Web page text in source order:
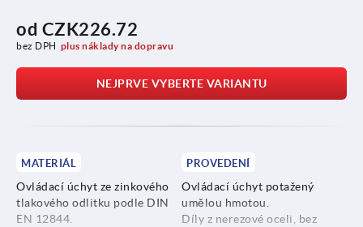
od CZK226.72
bez DPH plus náklady na dopravu
NEJPRVE VYBERTE VARIANTU
MATERIÁL
Ovládací úchyt ze zinkového
tlakového odlitku podle DIN
EN 12844.
PROVEDENÍ
Ovládací úchyt potažený
umělou hmotou.
Díly z nerezové oceli, bez